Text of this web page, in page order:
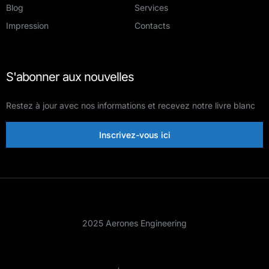
Blog
Services
Impression
Contacts
S'abonner aux nouvelles
Restez à jour avec nos informations et recevez notre livre blanc
Inscrivez-vous ici
2025 Aerones Engineering